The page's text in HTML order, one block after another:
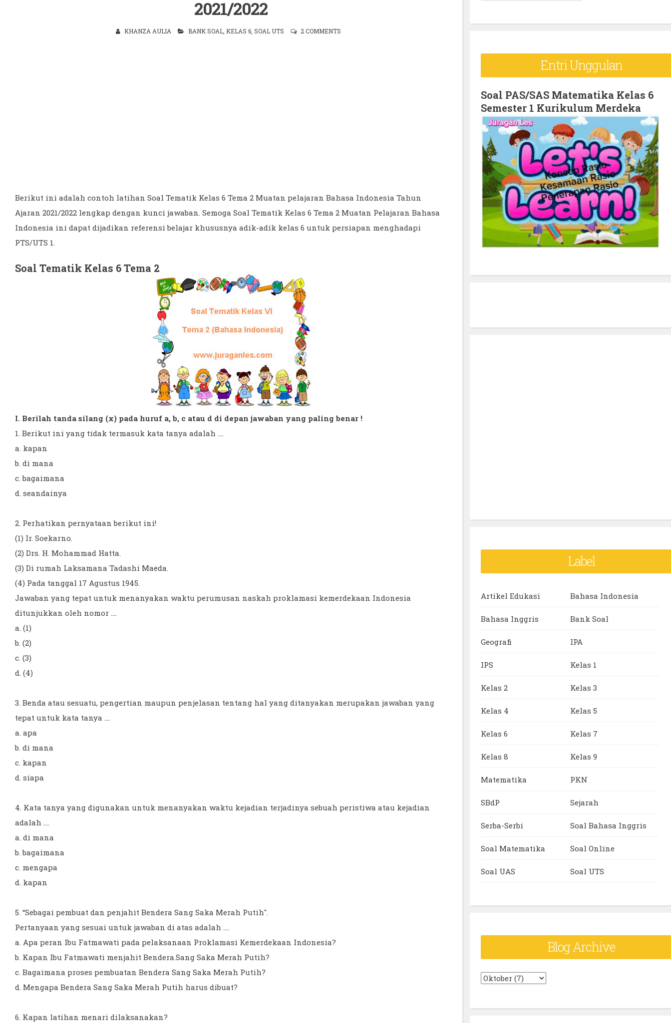
2021/2022
KHANZA AULIA BANK SOAL KELAS 6 ,SOAL UTS 2 COMMENTS
Berikut ini adalah contoh latihan Soal Tematik Kelas 6 Tema 2 Muatan pelajaran Bahasa Indonesia Tahun
Ajaran 2021/2022 lengkap dengan kunci jawaban. Semoga Soal Tematik Kelas 6 Tema 2 Muatan Pelajaran Bahasa
Indonesia ini dapat dijadikan referensi belajar khususnya adik-adik kelas 6 untuk persiapan menghadapi
PTS/UTS 1.
Soal Tematik Kelas 6 Tema 2
I. Berilah tanda silang (x) pada huruf a, b, c atau d di depan jawaban yang paling benar !
1. Berikut ini yang tidak termasuk kata tanya adalah ....
a. kapan
b. di mana
c. bagaimana
d. seandainya
2. Perhatikan pernyataan berikut ini!
(1) Ir. Soekarno.
(2) Drs. H. Mohammad Hatta.
(3) Di rumah Laksamana Tadashi Maeda.
(4) Pada tanggal 17 Agustus 1945.
Jawaban yang tepat untuk menanyakan waktu perumusan naskah proklamasi kemerdekaan Indonesia
ditunjukkan oleh nomor ....
a. (1)
b. (2)
c. (3)
d. (4)
3. Benda atau sesuatu, pengertian maupun penjelasan tentang hal yang ditanyakan merupakan jawaban yang
tepat untuk kata tanya ....
a. apa
b. di mana
c. kapan
d. siapa
4. Kata tanya yang digunakan untuk menanyakan waktu kejadian terjadinya sebuah peristiwa atau kejadian
adalah ....
a. di mana
b. bagaimana
c. mengapa
d. kapan
5. “Sebagai pembuat dan penjahit Bendera Sang Saka Merah Putih".
Pertanyaan yang sesuai untuk jawaban di atas adalah ....
a. Apa peran Ibu Fatmawati pada pelaksanaan Proklamasi Kemerdekaan Indonesia?
b. Kapan Ibu Fatmawati menjahit Bendera.Sang Saka Merah Putih?
c. Bagaimana proses pembuatan Bendera Sang Saka Merah Putih?
d. Mengapa Bendera Sang Saka Merah Putih harus dibuat?
6. Kapan latihan menari dilaksanakan?
e
f
o
r
:
Entri Unggulan
Soal PAS/SAS Matematika Kelas 6
Semester 1 Kurikulum Merdeka
Label
Artikel Edukasi Bahasa Indonesia
Bahasa Inggris Bank Soal
Geografi IPA
IPS Kelas 1
Kelas 2 Kelas 3
Kelas 4 Kelas 5
Kelas 6 Kelas 7
Kelas 8 Kelas 9
Matematika PKN
SBdP Sejarah
Serba-Serbi Soal Bahasa Inggris
Soal Matematika Soal Online
Soal UAS Soal UTS
Blog Archive